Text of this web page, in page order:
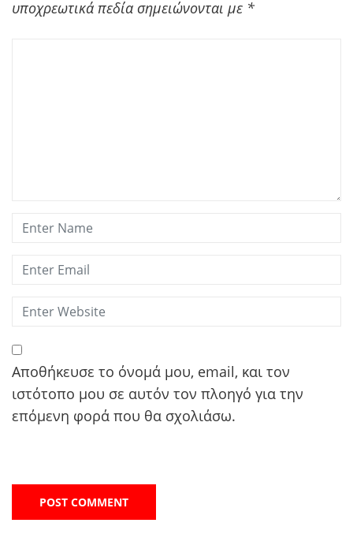
υποχρεωτικά πεδία σημειώνονται με *
Αποθήκευσε το όνομά μου, email, και τον
ιστότοπο μου σε αυτόν τον πλοηγό για την
επόμενη φορά που θα σχολιάσω.